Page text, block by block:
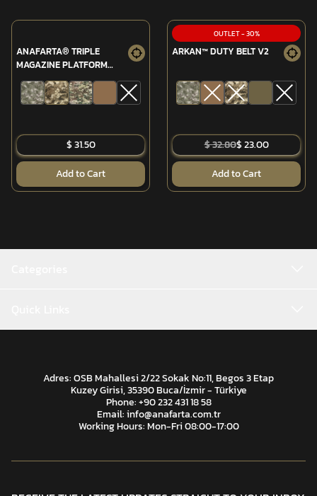
ANAFARTA® TRIPLE
MAGAZINE PLATFORM
(MPT-76/G3)
$ 31.50
Add to Cart
OUTLET-30%
ARKAN™ DUTY BELT V2
$ 32.80$ 23.00
Add to Cart
Adres: OSB Mahallesi 2/22 Sokak No:11, Begos 3 Etap
Kuzey Girisi, 35390 Buca/İzmir - Türkiye
Phone: +90 232 431 18 58
Email:info@anafarta.com.tr
Working Hours: Mon-Fri 08:00-17:00